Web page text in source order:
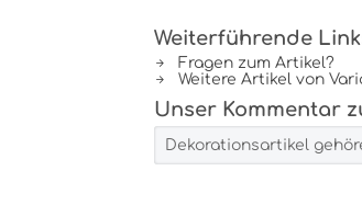
Weiterführende
Fragen zum Artikel?
Weitere Artikel von
Unser Kommentar
Dekorationsartikel